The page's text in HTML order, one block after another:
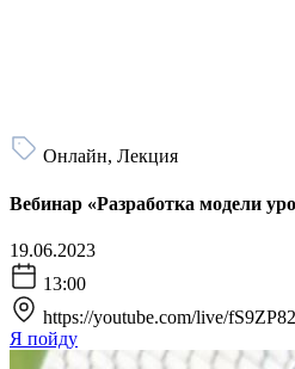
Онлайн, Лекция
Вебинар «Разработка модели
19.06.2023
13:00
https://youtube.com/live/
Я пойду